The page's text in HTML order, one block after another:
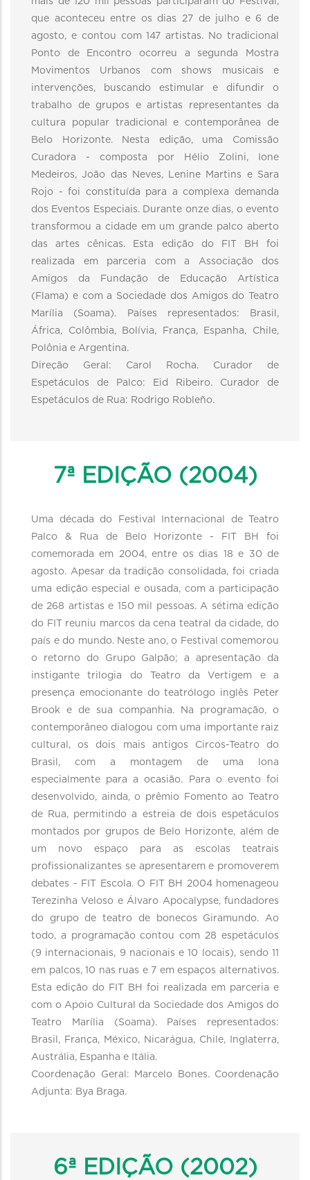
que aconteceu entre os dias 27 de julho e 6 de
agosto, e contou com 147 artistas. No tradicional
Ponto de Encontro ocorreu a segunda Mostra
Movimentos Urbanos com shows musicais e
intervenções, buscando estimular e difundir o
trabalho de grupos e artistas representantes da
cultura popular tradicional e contemporânea de
Belo Horizonte. Nesta edição, uma Comissão
Curadora - composta por Hélio Zolini, Ione
Medeiros, João das Neves, Lenine Martins e Sara
Rojo - foi constituída para a complexa demanda
dos Eventos Especiais. Durante onze dias, o evento
transformou a cidade em um grande palco aberto
das artes cênicas. Esta edição do FIT BH foi
realizada em parceria com a Associação dos
Amigos da Fundação de Educação Artística
(Flama) e com a Sociedade dos Amigos do Teatro
Marília (Soama). Países representados: Brasil,
África, Colômbia, Bolívia, França, Espanha, Chile,
Polônia e Argentina.
Direção Geral: Carol Rocha. Curador de
Espetáculos de Palco: Eid Ribeiro. Curador de
Espetáculos de Rua: Rodrigo Robleño.
7ª EDIÇÃO (2004)
Uma década do Festival Internacional de Teatro
Palco & Rua de Belo Horizonte - FIT BH foi
comemorada em 2004, entre os dias 18 e 30 de
agosto. Apesar da tradição consolidada, foi criada
uma edição especial e ousada, com a participação
de 268 artistas e 150 mil pessoas. A sétima edição
do FIT reuniu marcos da cena teatral da cidade, do
país e do mundo. Neste ano, o Festival comemorou
o retorno do Grupo Galpão; a apresentação da
instigante trilogia do Teatro da Vertigem e a
presença emocionante do teatrólogo inglês Peter
Brook e de sua companhia. Na programação, o
contemporâneo dialogou com uma importante raiz
cultural, os dois mais antigos Circos-Teatro do
Brasil, com a montagem de uma lona
especialmente para a ocasião. Para o evento foi
desenvolvido, ainda, o prêmio Fomento ao Teatro
de Rua, permitindo a estreia de dois espetáculos
montados por grupos de Belo Horizonte, além de
um novo espaço para as escolas teatrais
profissionalizantes se apresentarem e promoverem
debates - FIT Escola. O FIT BH 2004 homenageou
Terezinha Veloso e Álvaro Apocalypse, fundadores
do grupo de teatro de bonecos Giramundo. Ao
todo, a programação contou com 28 espetáculos
(9 internacionais, 9 nacionais e 10 locais), sendo 11
em palcos, 10 nas ruas e 7 em espaços alternativos.
Esta edição do FIT BH foi realizada em parceria e
com o Apoio Cultural da Sociedade dos Amigos do
Teatro Marília (Soama). Países representados:
Brasil, França, México, Nicarágua, Chile, Inglaterra,
Austrália, Espanha e Itália.
Coordenação Geral: Marcelo Bones. Coordenação
Adjunta: Bya Braga.
6ª EDIÇÃO (2002)